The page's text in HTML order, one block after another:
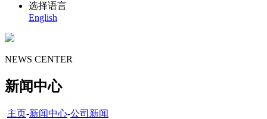
选择语言
English
NEWS CENTER
新闻中心
主页-新闻中心-公司新闻